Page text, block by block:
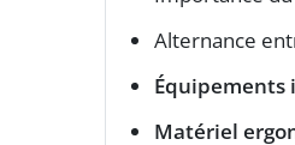
Alternance
Équipements
Matériel